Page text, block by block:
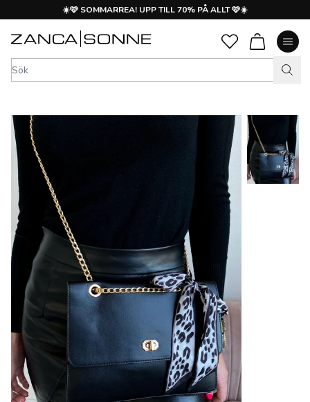
☀️🩷 SOMMARREA! UPP TILL 70% PÅ ALLT 🩷☀️